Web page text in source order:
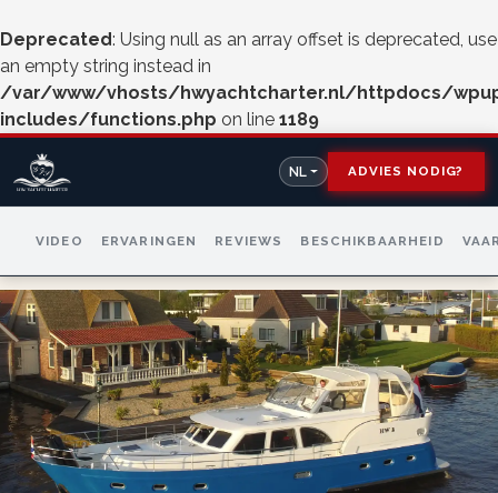
Deprecated: Using null as an array offset is deprecated, use
an empty string instead in
/var/www/vhosts/hwyachtcharter.nl/httpdocs/
includes/functions.php on line 1189
NL ADVIES NODIG?
VIDEO ERVARINGEN REVIEWS BESCHIKBAARHEID